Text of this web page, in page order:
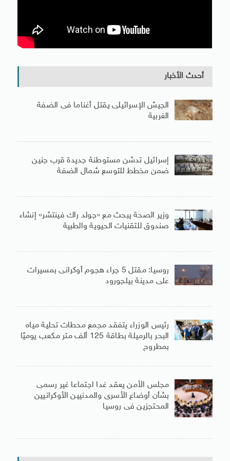
أحدث الأخبار
الجيش الإسرائيلى يقتل أغناما فى الضفة
الغربية
إسرائيل تدشن مستوطنة جديدة قرب جنين
ضمن مخطط للتوسع شمال الضفة
وزير الصحة يبحث مع «جولد راك فينتشر» إنشاء
صندوق للتقنيات الحيوية والطبية
روسيا: مقتل 5 جراء هجوم أوكرانى بمسيرات
على مدينة بيلجورود
رئيس الوزراء يتفقد مجمع محطات تحلية مياه
البحر بالرميلة بطاقة 125 ألف متر مكعب يوميًا
بمطروح
مجلس الأمن يعقد غدا اجتماعا غير رسمى
بشأن أوضاع الأسرى والمدنيين الأوكرانيين
المحتجزين فى روسيا